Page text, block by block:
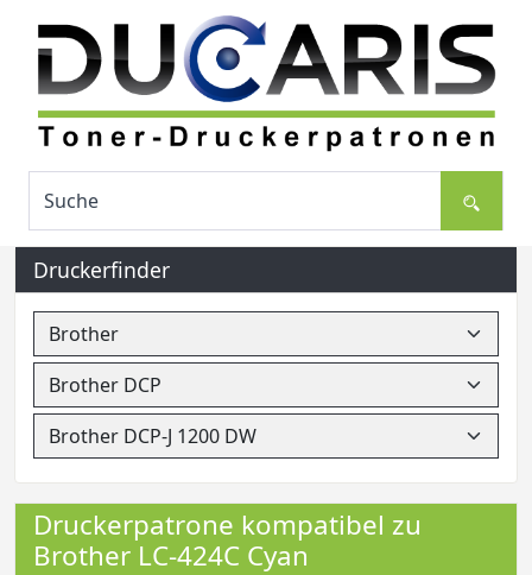
Druckerfinder
Druckerpatrone kompatibel zu
Brother LC-424C Cyan